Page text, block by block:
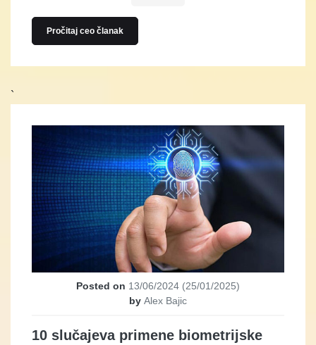
Pročitaj ceo članak
`
Posted on 13/06/2024 (25/01/2025)
by Alex Bajic
10 slučajeva primene biometrijske